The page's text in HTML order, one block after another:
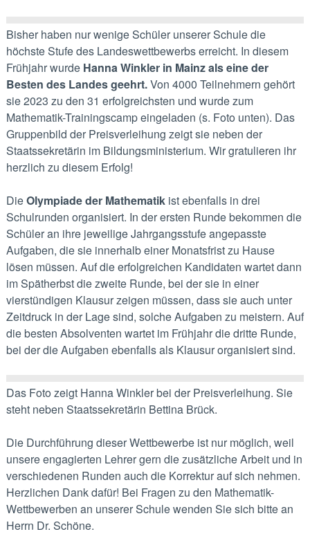
Bisher haben nur wenige Schüler unserer Schule die
höchste Stufe des Landeswettbewerbs erreicht. In diesem
Frühjahr wurde Hanna Winkler in Mainz als eine der
Besten des Landes geehrt.Von 4000 Teilnehmern gehört
sie 2023 zu den 31 erfolgreichsten und wurde zum
Mathematik-Trainingscamp eingeladen (s. Foto unten). Das
Gruppenbild der Preisverleihung zeigt sie neben der
Staatssekretärin im Bildungsministerium. Wir gratulieren ihr
herzlich zu diesem Erfolg!
DieOlympiade der Mathematikist ebenfalls in drei
Schulrunden organisiert. In der ersten Runde bekommen die
Schüler an ihre jeweilige Jahrgangsstufe angepasste
Aufgaben, die sie innerhalb einer Monatsfrist zu Hause
lösen müssen. Auf die erfolgreichen Kandidaten wartet dann
im Spätherbst die zweite Runde, bei der sie in einer
vierstündigen Klausur zeigen müssen, dass sie auch unter
Zeitdruck in der Lage sind, solche Aufgaben zu meistern. Auf
die besten Absolventen wartet im Frühjahr die dritte Runde,
bei der die Aufgaben ebenfalls als Klausur organisiert sind.
Das Foto zeigt Hanna Winkler bei der Preisverleihung. Sie
steht neben Staatssekretärin Bettina Brück.
Die Durchführung dieser Wettbewerbe ist nur möglich, weil
unsere engagierten Lehrer gern die zusätzliche Arbeit und in
verschiedenen Runden auch die Korrektur auf sich nehmen.
Herzlichen Dank dafür! Bei Fragen zu den Mathematik-
Wettbewerben an unserer Schule wenden Sie sich bitte an
Herrn Dr. Schöne.